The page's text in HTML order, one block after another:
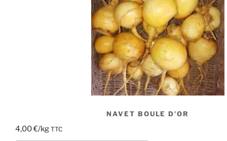
NAVET BOULE D’OR
4,00€/kg TTC